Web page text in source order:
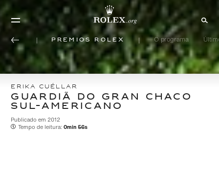
Prêmios Rolex O programa
ERIKA CUÉLLAR
GUARDIÃ DO GRAN CHACO
SUL-AMERICANO
Publicado em 2012
Tempo de leitura: 0min 56s